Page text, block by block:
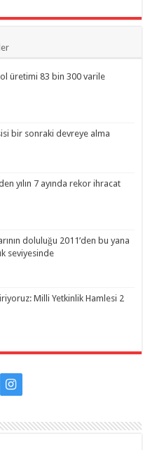
üretimi 83 bin 300 varile
bir sonraki devreye alma
yılın 7 ayında rekor ihracat
doluluğu 2011’den bu yana
seviyesinde
Milli Yetkinlik Hamlesi 2